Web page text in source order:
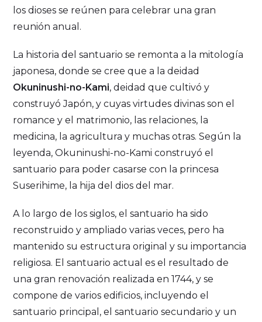
los dioses se reúnen para celebrar una gran
reunión anual.
La historia del santuario se remonta a la mitología
japonesa, donde se cree que a la deidad
Okuninushi-no-Kami, deidad que cultivó y
construyó Japón, y cuyas virtudes divinas son el
romance y el matrimonio, las relaciones, la
medicina, la agricultura y muchas otras. Según la
leyenda, Okuninushi-no-Kami construyó el
santuario para poder casarse con la princesa
Suserihime, la hija del dios del mar.
A lo largo de los siglos, el santuario ha sido
reconstruido y ampliado varias veces, pero ha
mantenido su estructura original y su importancia
religiosa. El santuario actual es el resultado de
una gran renovación realizada en 1744, y se
compone de varios edificios, incluyendo el
santuario principal, el santuario secundario y un